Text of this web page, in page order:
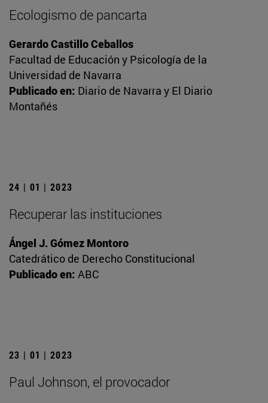
Ecologismo de pancarta
Gerardo Castillo Ceballos
Facultad de Educación y Psicología de la
Universidad de Navarra
Publicado en: Diario de Navarra y El Diario
Montañés
24 | 01 | 2023
Recuperar las instituciones
Ángel J. Gómez Montoro
Catedrático de Derecho Constitucional
Publicado en: ABC
23 | 01 | 2023
Paul Johnson, el provocador